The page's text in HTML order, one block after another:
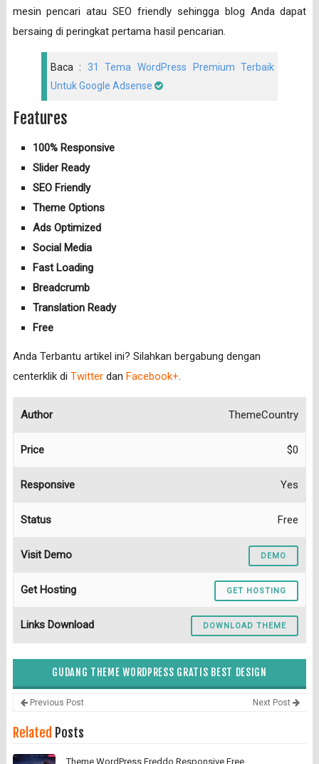
mesin pencari atau SEO friendly sehingga blog Anda dapat
bersaing di peringkat pertama hasil pencarian.
Baca : 31 Tema WordPress Premium Terbaik
Untuk Google Adsense
Features
100% Responsive
Slider Ready
SEO Friendly
Theme Options
Ads Optimized
Social Media
Fast Loading
Breadcrumb
Translation Ready
Free
Anda Terbantu artikel ini? Silahkan bergabung dengan
centerklik di Twitterdan Facebook+.
Author ThemeCountry
Price $0
Responsive Yes
Status Free
Visit Demo DEMO
Get Hosting GET HOSTING
Links Download DOWNLOAD THEME
GUDANG THEME WORDPRESS GRATIS BEST DESIGN
Previous Post Next Post
Related Posts
Theme WordPress Freddo Responsive Free